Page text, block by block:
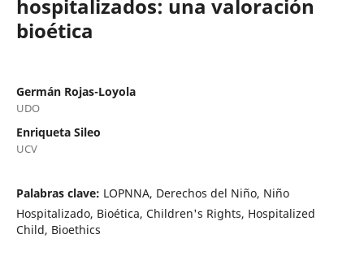
hospitalizados: una valoración
bioética
Germán Rojas-Loyola
UDO
Enriqueta Sileo
UCV
Palabras clave: LOPNNA, Derechos del Niño, Niño
Hospitalizado, Bioética, Children's Rights, Hospitalized
Child, Bioethics